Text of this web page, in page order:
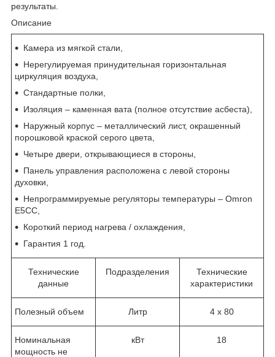
результаты.
Описание
Камера из мягкой стали,
Нерегулируемая принудительная горизонтальная
циркуляция воздуха,
Стандартные полки,
Изоляция – каменная вата (полное отсутствие асбеста),
Наружный корпус – металлический лист, окрашенный
порошковой краской серого цвета,
Четыре двери, открывающиеся в стороны,
Панель управления расположена с левой стороны
духовки,
Непрограммируемые регуляторы температуры – Omron
E5CC,
Короткий период нагрева / охлаждения,
Гарантия 1 год.
Технические
данные
Подразделения
Технические
характеристики
Полезный объем Литр 4 x 80
Номинальная
мощность не
кВт 18